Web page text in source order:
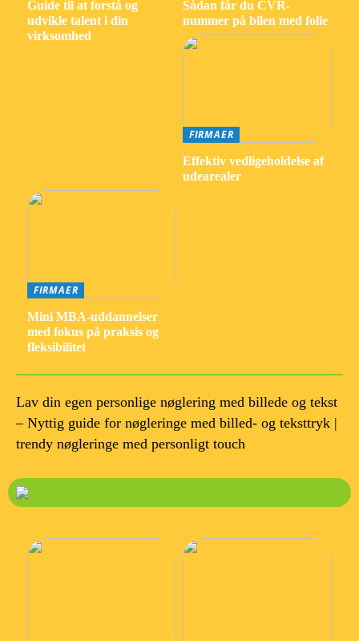
Guide til at forstå og
udvikle talent i din
virksomhed
Sådan får du CVR-
nummer på bilen med folie
FIRMAER
Effektiv vedligeholdelse af
udearealer
FIRMAER
Mini MBA-uddannelser
med fokus på praksis og
fleksibilitet
Lav din egen personlige nøglering med billede og tekst
– Nyttig guide for nøgleringe med billed- og teksttryk |
trendy nøgleringe med personligt touch